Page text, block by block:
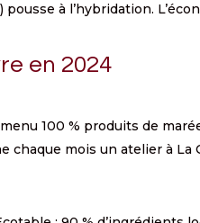
à l’hybridation.
en 2024
100 % produits de
chaque mois un atelier à La